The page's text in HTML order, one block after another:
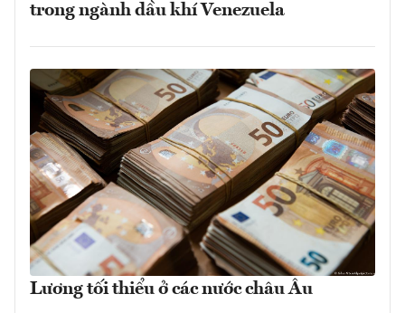
trong ngành dầu khí Venezuela
Lương tối thiểu ở các nước châu Âu